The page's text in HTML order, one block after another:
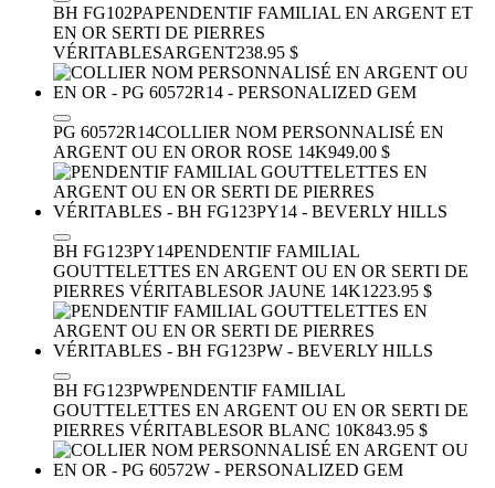
BH FG102PAPENDENTIF FAMILIAL EN ARGENT ET
EN OR SERTI DE PIERRES
VÉRITABLESARGENT238.95 $
PG 60572R14COLLIER NOM PERSONNALISÉ EN
ARGENT OU EN OROR ROSE 14K949.00 $
BH FG123PY14PENDENTIF FAMILIAL
GOUTTELETTES EN ARGENT OU EN OR SERTI DE
PIERRES VÉRITABLESOR JAUNE 14K1223.95 $
BH FG123PWPENDENTIF FAMILIAL
GOUTTELETTES EN ARGENT OU EN OR SERTI DE
PIERRES VÉRITABLESOR BLANC 10K843.95 $